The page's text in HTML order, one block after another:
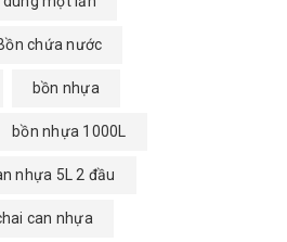
chứa nước
bồn nhựa
bồn nhựa 1000L
nhựa 5L 2 đầu
can nhựa